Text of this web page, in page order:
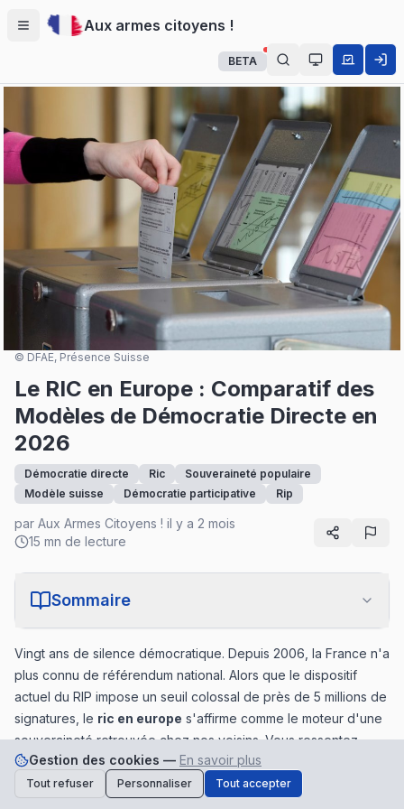
Gestion des cookies — En savoir plus
Tout refuser Personnaliser Tout accepter
Menu Aux armes citoyens !
BETA Auto
© DFAE, Présence Suisse
Le RIC en Europe : Comparatif des
Modèles de Démocratie Directe en
2026
Démocratie directe Ric
Souveraineté populaire
Modèle suisse
Démocratie participative Rip
par Aux Armes Citoyens ! il y a 2 mois
15 mn de lecture
Sommaire
Vingt ans de silence démocratique. Depuis 2006, la France n'a
plus connu de référendum national. Alors que le dispositif
actuel du RIP impose un seuil colossal de près de 5 millions de
signatures, le ric en europe s'affirme comme le moteur d'une
souveraineté retrouvée chez nos voisins. Vous ressentez
cette impuissance, ce décalage entre vos aspirations et des
décisions prises sans vous. Cette lassitude face aux
Soutenez-nous Faire un don